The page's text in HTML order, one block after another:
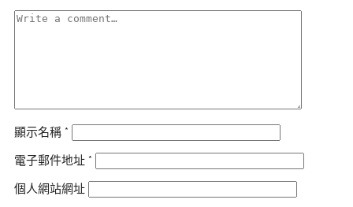
顯示名稱 *
電子郵件地址 *
個人網站網址